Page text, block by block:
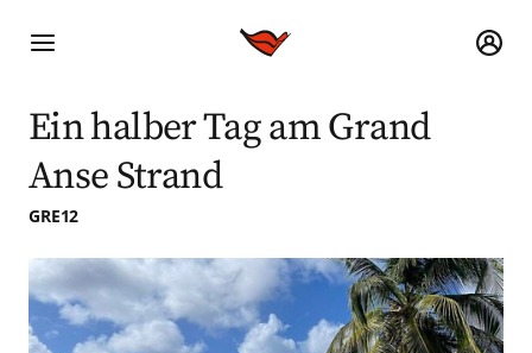
Ein halber Tag am Grand
Anse Strand
GRE12